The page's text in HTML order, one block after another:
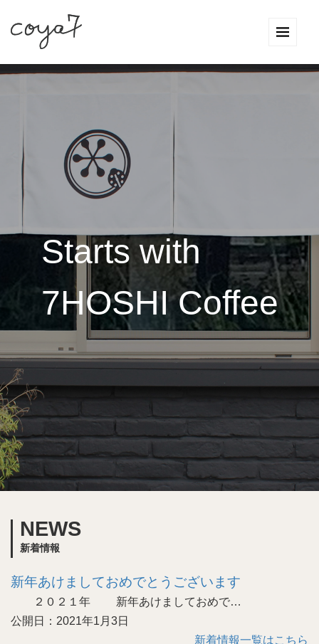
Starts with
7HOSHI Coffee
NEWS
新着情報
新年あけましておめでとうございます
２０２１年 新年あけましておめで…
公開日：2021年1月3日
新着情報一覧はこちら